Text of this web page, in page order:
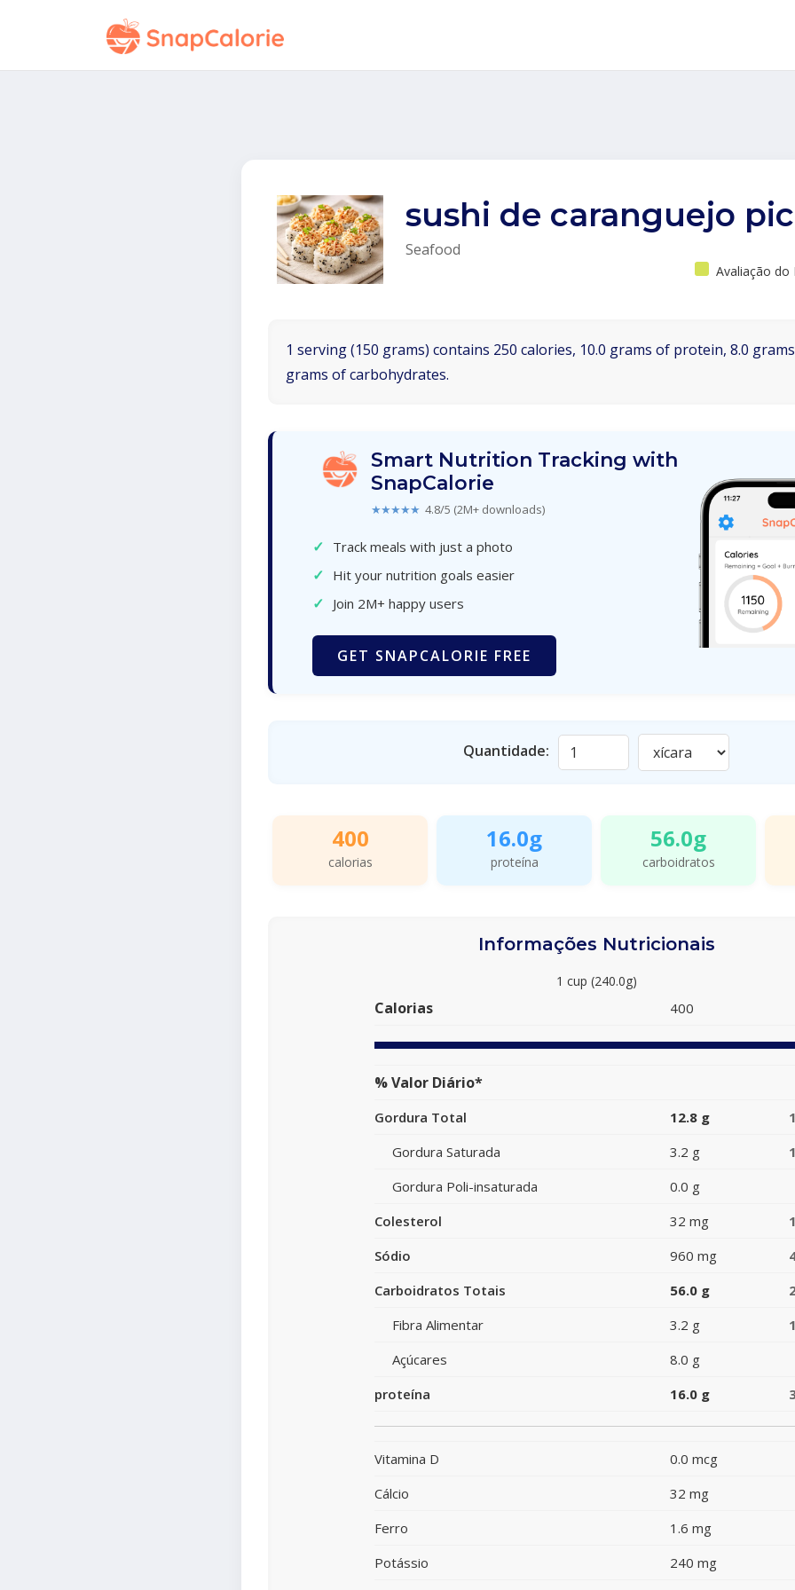
sushi de caranguejo
Seafood
Avaliação
1 serving (150 grams) contains 250 calories, 10.0 grams of protein, 8.0
grams of carbohydrates.
Smart Nutrition Tracking with
SnapCalorie
★★★★★ 4.8/5 (2M+ downloads)
✓ Track meals with just a photo
✓ Hit your nutrition goals easier
✓ Join 2M+ happy users
GET SNAPCALORIE FREE
Quantidade:
400
calorias
16.0g
proteína
56.0g
carboidratos
Informações Nutricionais
1 cup (240.0g)
Calorias 400
% Valor Diário*
Gordura Total 12.8 g
Gordura Saturada
3.2 g
Gordura Poli-insaturada
0.0 g
Colesterol
32 mg
Sódio
960 mg
Carboidratos Totais
56.0 g
Fibra Alimentar
3.2 g
Açúcares
8.0 g
proteína
16.0 g
Vitamina D
0.0 mcg
Cálcio
32 mg
Ferro
1.6 mg
Potássio
240 mg